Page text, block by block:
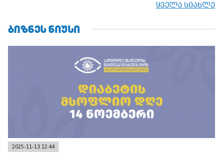
ყველა სიახლე
ᲑᲘᲖᲜᲔᲡ ᲜᲘᲣᲡᲘ
2025-11-13 12:44